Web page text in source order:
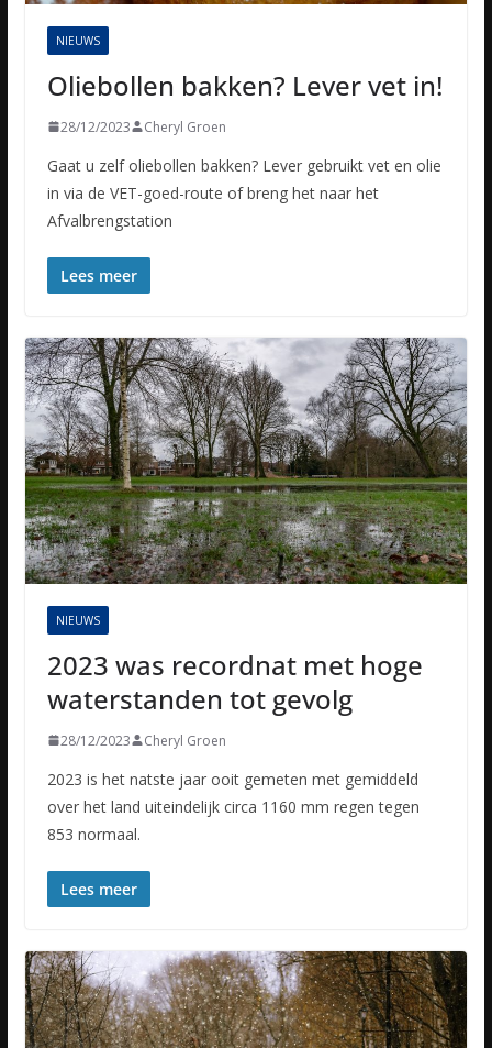
NIEUWS
Oliebollen bakken? Lever vet in!
28/12/2023 Cheryl Groen
Gaat u zelf oliebollen bakken? Lever gebruikt vet en olie
in via de VET-goed-route of breng het naar het
Afvalbrengstation
Lees meer
NIEUWS
2023 was recordnat met hoge
waterstanden tot gevolg
28/12/2023 Cheryl Groen
2023 is het natste jaar ooit gemeten met gemiddeld
over het land uiteindelijk circa 1160 mm regen tegen
853 normaal.
Lees meer